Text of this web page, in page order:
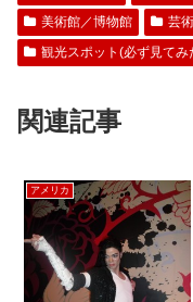
美術館／博物館
芸
観光スポット(必ず見てみ
関連記事
アメリカ